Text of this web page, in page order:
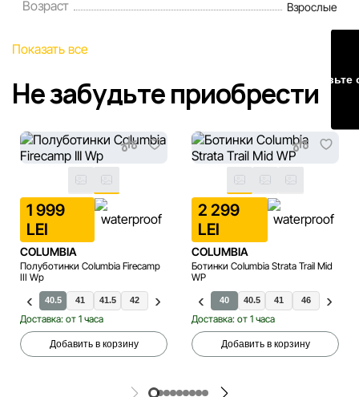
Наша команда регулярно проверяет и обновляет
информацию на сайте, чтобы своевременно выявлять и
исправлять возможные ошибки в кратчайшие разумные
сроки.
Возраст Взрослые
Показать все
Не забудьте приобрести
1 999
LEI
COLUMBIA
Полуботинки Columbia Firecamp
III Wp
40.5 41 41.5 42 36 37 37.5 38 38.5 39
Доставка: от 1 часа
Добавить в корзину
2 299
LEI
COLUMBIA
Ботинки Columbia Strata Trail Mid
WP
40 40.5 41 46 41.5
Доставка: от 1 часа
Добавить в корзину
30-32
Оставьте